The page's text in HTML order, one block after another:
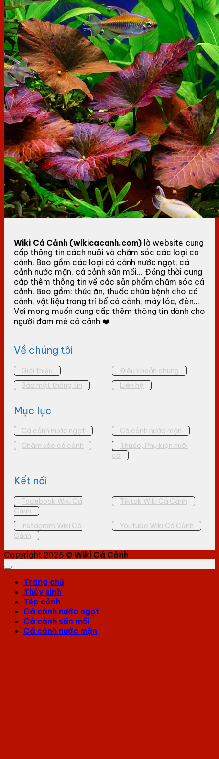
Wiki Cá Cảnh (wikicacanh.com) là website cung
cấp thông tin cách nuôi và chăm sóc các loại cá
cảnh. Bao gồm các loại cá cảnh nước ngọt, cá
cảnh nước mặn, cá cảnh săn mồi... Đồng thời cung
cáp thêm thông tin về các sản phẩm chăm sóc cá
cảnh. Bao gồm: thức ăn, thuốc chữa bệnh cho cá
cảnh, vật liệu trang trí bể cá cảnh, máy lóc, đèn...
Với mong muốn cung cấp thêm thông tin dành cho
người đam mê cá cảnh ❤️
Về chúng tôi
Giới thiệu
Điều khoản chung
Bảo mật thông tin
Liên hệ
Mục lục
Cá cảnh nước ngọt
Cá cảnh nước mặn
Chăm sóc cá cảnh
Thuốc, Phụ kiện nuôi
cá
Kết nối
Facebook Wiki Cá
Cảnh
Tiktok Wiki Cá Cảnh
Instagram Wiki Cá
Cảnh
Youtube Wiki Cá Cảnh
Copyright 2026 © Wiki Cá Cảnh
Trang chủ
Thủy sinh
Tép cảnh
Cá cảnh nước ngọt
Cá cảnh săn mồi
Cá cảnh nước mặn